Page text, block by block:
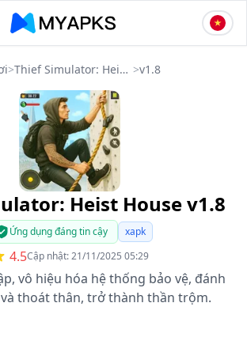
> Thief Simulator: Heist House >v1.8
Heist House v1.8
Ứng dụng đáng tin cậy xapk
4.5Cập nhật: 21/11/2025 05:29
vô hiệu hóa hệ thống bảo vệ, đánh
thoát thân, trở thành thần trộm.